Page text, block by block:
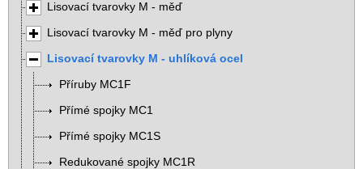
Lisovací tvarovky M - měď
Lisovací tvarovky M - měď pro plyny
Lisovací tvarovky M - uhlíková ocel
Příruby MC1F
Přímé spojky MC1
Přímé spojky MC1S
Redukované spojky MC1R